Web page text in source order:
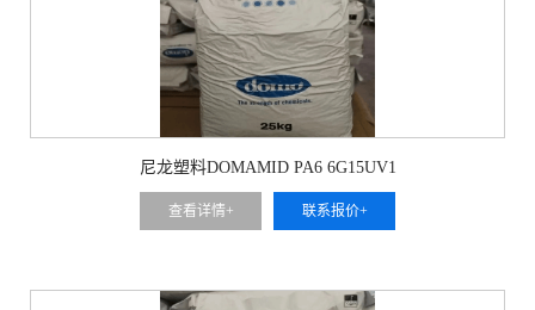
尼龙塑料DOMAMID PA6 6G15UV1
查看详情+ 联系报价+